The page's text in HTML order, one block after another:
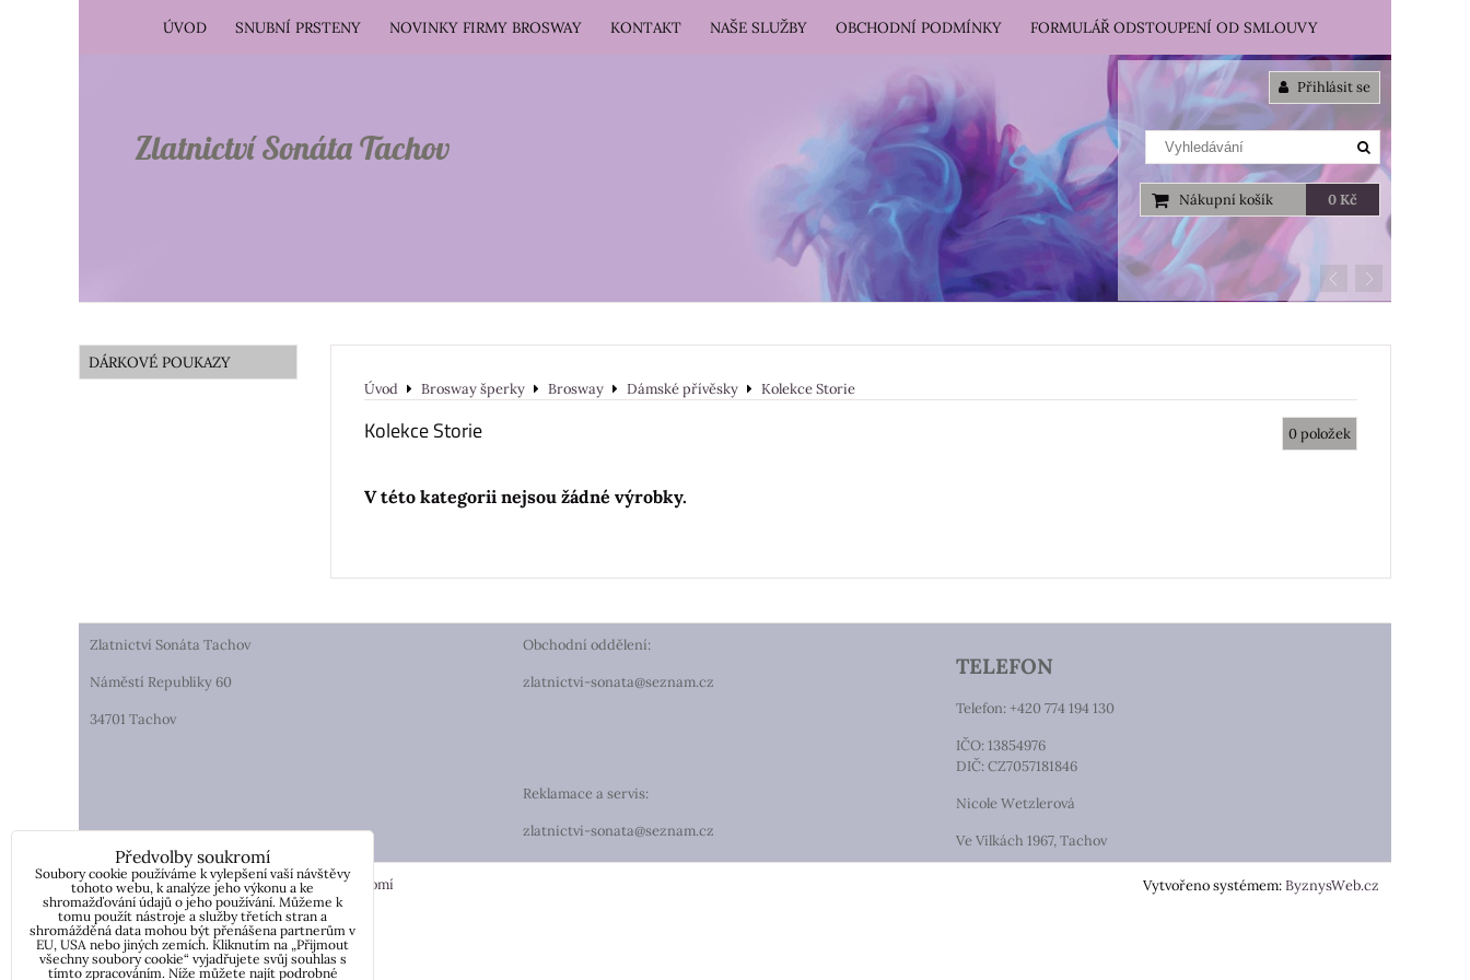
Přihlásit se
Nákupní košík 0 Kč
Zlatnictví Sonáta Tachov
ÚVOD SNUBNÍ PRSTENY NOVINKY FIRMY BROSWAY KONTAKT NAŠE SLUŽBY OBCHODNÍ PODMÍNKY FORMULÁŘ ODSTOUPENÍ OD SMLOUVY
Úvod Brosway šperky Brosway Dámské přívěsky Kolekce Storie
Kolekce Storie 0položek
DÁRKOVÉ POUKAZY
Zlatnictví Sonáta Tachov
Náměstí Republiky 60
34701 Tachov
Obchodní oddělení:
zlatnictvi-sonata@seznam.cz
Reklamace a servis:
zlatnictvi-sonata@seznam.cz
TELEFON
Telefon: +420 774 194 130
IČO: 13854976
DIČ: CZ7057181846
Nicole Wetzlerová
Ve Vilkách 1967, Tachov
Předvolby soukromí Zásady ochrany soukromí Vytvořeno systémem:ByznysWeb.cz
Předvolby soukromí
Soubory cookie používáme k vylepšení vaší návštěvy
tohoto webu, k analýze jeho výkonu a ke
shromažďování údajů o jeho používání. Můžeme k
tomu použít nástroje a služby třetích stran a
shromážděná data mohou být přenášena partnerům v
EU, USA nebo jiných zemích. Kliknutím na „Přijmout
všechny soubory cookie“ vyjadřujete svůj souhlas s
tímto zpracováním. Níže můžete najít podrobné